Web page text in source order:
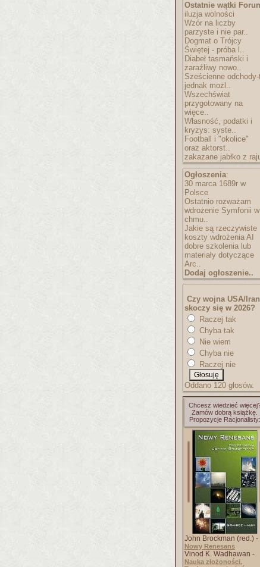
Ostatnie wątki
iluzja wolności
Wzór na liczby
parzyste i nie par..
Dogmat o Trójcy
Świętej - próba l..
Diabeł tasmański i
zaraźliwy nowo..
Sześcienne
jednak możl..
Wszechświat
przygotowany na
więce..
Własność, podatki i
kryzys: syste..
Football i "okolice"
oraz aktorst..
zakazane jabłko z
Ogłoszenia:
30 marca 1689r w
Polsce
Ostatnio rozważam
wdrożenie Symfonii w
chmu..
Jakie są rzeczywiste
koszty wdrożenia AI
dobre szkolenia lub
materiały dotyczące
Arc..
Dodaj ogłoszenie..
Czy wojna USA/Iran
skoczy się w 2026?
Raczej tak
Chyba tak
Nie wiem
Chyba nie
Raczej nie
Oddano 120 głosów.
Chcesz wiedzieć
Zamów dobrą książkę.
Propozycje Racjonalisty:
John Brockman (red.) -
Nowy Renesans
Vinod K. Wadhawan -
Nauka złożoności.